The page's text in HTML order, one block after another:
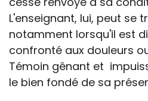
L'enseignant, lui, peut se
notamment lorsqu'il est
confronté aux douleurs
Témoin gênant et
le bien fondé de sa